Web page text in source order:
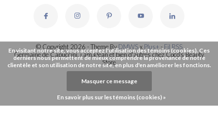
© Copyright 2026 - Theme ByDMWSx Plus+-Fil RSS
Germaine de Capuccini, i.am.klean et bien d'autres chez Coco's Beauty
Store
En visitant notre site, vous acceptez l'utilisation des témoins (cookies). Ces
derniers nous permettent de mieux comprendre la provenance de notre
clientèle et son utilisation de notre site, en plus d'en améliorer les fonctions.
Masquer ce message
En savoir plus sur les témoins (cookies) »